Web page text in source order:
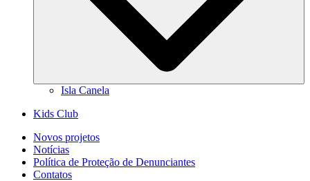
Isla Canela
Kids Club
Novos projetos
Notícias
Política de Proteção de Denunciantes
Contatos